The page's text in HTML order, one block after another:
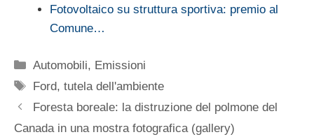
Fotovoltaico su struttura sportiva: premio al
Comune…
Categorie
Automobili, Emissioni
Tag
Ford,tutela dell'ambiente
Foresta boreale: la distruzione del polmone del
Canada in una mostra fotografica (gallery)